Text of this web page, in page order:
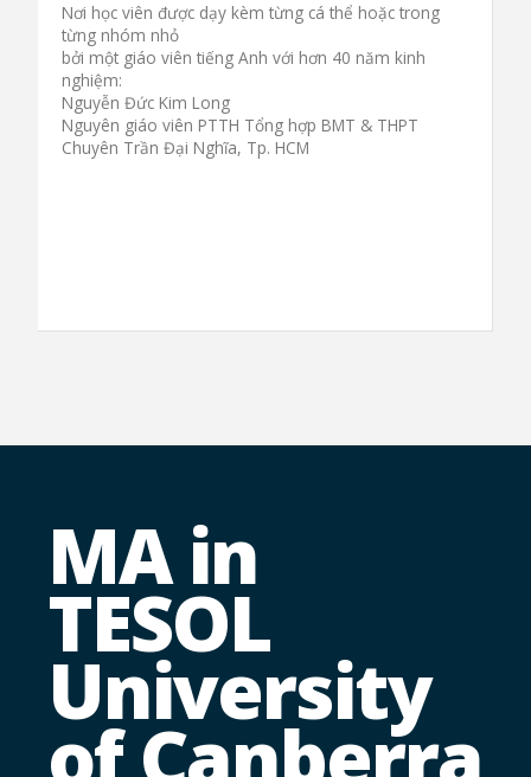
Nơi học viên được dạy kèm từng cá thể hoặc trong
từng nhóm nhỏ
bởi một giáo viên tiếng Anh với hơn 40 năm kinh
nghiệm:
Nguyễn Đức Kim Long
Nguyên giáo viên PTTH Tổng hợp BMT & THPT
Chuyên Trần Đại Nghĩa, Tp. HCM
MA in
TESOL
University